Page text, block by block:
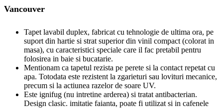
Vancouver
Tapet lavabil duplex, fabricat cu tehnologie de ultima ora, pe
suport din hartie si strat superior din vinil compact (colorat in
masa), cu caracteristici speciale care il fac pretabil pentru
folosirea in baie si bucatarie.
Mentionam ca tapetul rezista pe perete si la contact repetat cu
apa. Totodata este rezistent la zgarieturi sau lovituri mecanice,
precum si la actiunea razelor de soare UV.
Este ignifug (nu intretine arderea) si tratat antibacterian.
Design clasic. imitatie faianta, poate fi utilizat si in cafenele